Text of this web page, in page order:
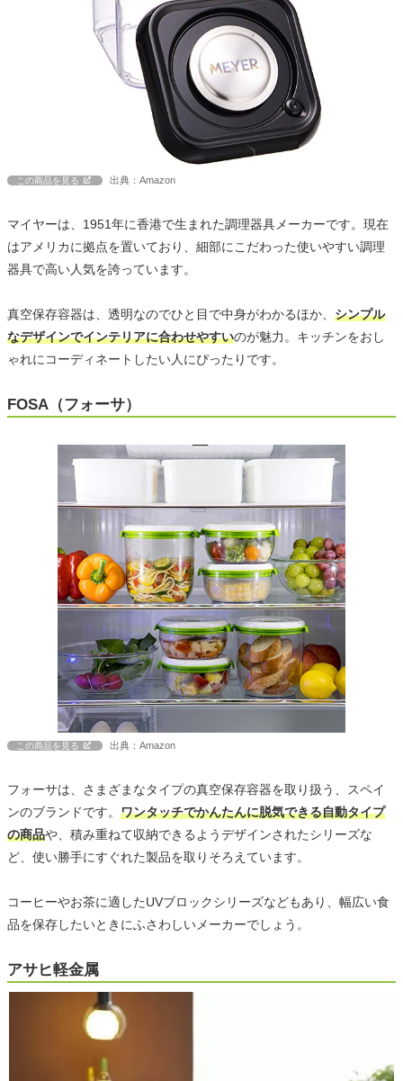
この商品を見る 出典：Amazon
マイヤーは、1951年に香港で生まれた調理器具メーカーです。現在
はアメリカに拠点を置いており、細部にこだわった使いやすい調理
器具で高い人気を誇っています。
真空保存容器は、透明なのでひと目で中身がわかるほか、 シンプル
なデザインでインテリアに合わせやすいのが魅力。キッチンをおし
ゃれにコーディネートしたい人にぴったりです。
FOSA（フォーサ）
この商品を見る 出典：Amazon
フォーサは、さまざまなタイプの真空保存容器を取り扱う、スペイ
ンのブランドです。 ワンタッチでかんたんに脱気できる自動タイプ
の商品や、積み重ねて収納できるようデザインされたシリーズな
ど、使い勝手にすぐれた製品を取りそろえています。
コーヒーやお茶に適したUVブロックシリーズなどもあり、幅広い食
品を保存したいときにふさわしいメーカーでしょう。
アサヒ軽金属